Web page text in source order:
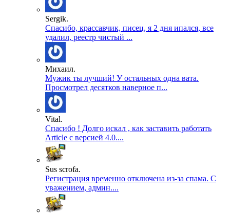
Sergik.
Спасибо, крассавчик, писец, я 2 дня ипался, все
удалил, реестр чистый ...
Михаил.
Мужик ты лучший! У остальных одна вата.
Просмотрел десятков наверное п...
Vital.
Спасибо ! Долго искал , как заставить работать
Article с версией 4.0....
Sus scrofa.
Регистрация временно отключена из-за спама. С
уважением, админ....